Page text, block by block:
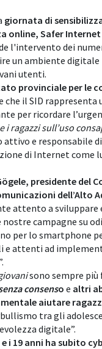
giornata di
online, Safer Internet
l'intervento dei
un ambiente digitale
utenti.
provinciale per le
che il SID rappresenta
per ricordare
i ragazzi sull’uso
attivo e responsabile
di Internet come
presidente del
dell’Alto
attento a sviluppare
campagne su
per lo smartphone
e attenti ad
sono sempre più
consenso e altri
aiutare
tra gli
digitale”.
i 19 anni ha subito